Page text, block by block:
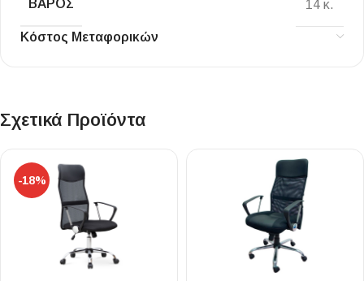
ΒΆΡΟΣ 14 κ.
Κόστος Μεταφορικών
Σχετικά Προϊόντα
-18%